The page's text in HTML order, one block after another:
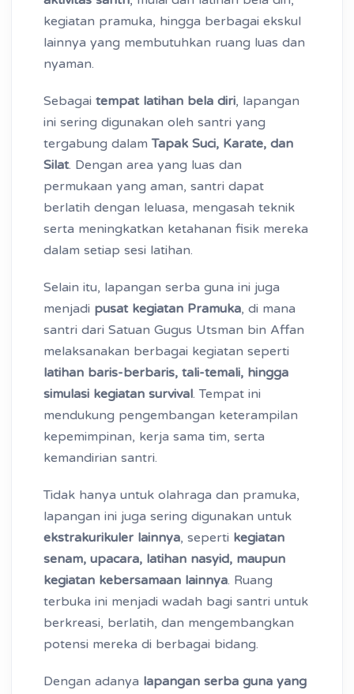
kegiatan pramuka, hingga berbagai ekskul
lainnya yang membutuhkan ruang luas dan
nyaman.
Sebagai tempat latihan bela diri, lapangan
ini sering digunakan oleh santri yang
tergabung dalamTapak Suci, Karate, dan
Silat. Dengan area yang luas dan
permukaan yang aman, santri dapat
berlatih dengan leluasa, mengasah teknik
serta meningkatkan ketahanan fisik mereka
dalam setiap sesi latihan.
Selain itu, lapangan serba guna ini juga
menjadi pusat kegiatan Pramuka, di mana
santri dari Satuan Gugus Utsman bin Affan
melaksanakan berbagai kegiatan seperti
latihan baris-berbaris, tali-temali, hingga
simulasi kegiatan survival. Tempat ini
mendukung pengembangan keterampilan
kepemimpinan, kerja sama tim, serta
kemandirian santri.
Tidak hanya untuk olahraga dan pramuka,
lapangan ini juga sering digunakan untuk
ekstrakurikuler lainnya, seperti kegiatan
senam, upacara, latihan nasyid, maupun
kegiatan kebersamaan lainnya. Ruang
terbuka ini menjadi wadah bagi santri untuk
berkreasi, berlatih, dan mengembangkan
potensi mereka di berbagai bidang.
Dengan adanya lapangan serba guna yang